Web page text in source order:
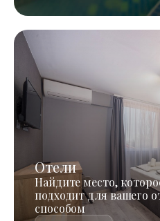
Отели
Найдите место,
подходит для вашего
способом